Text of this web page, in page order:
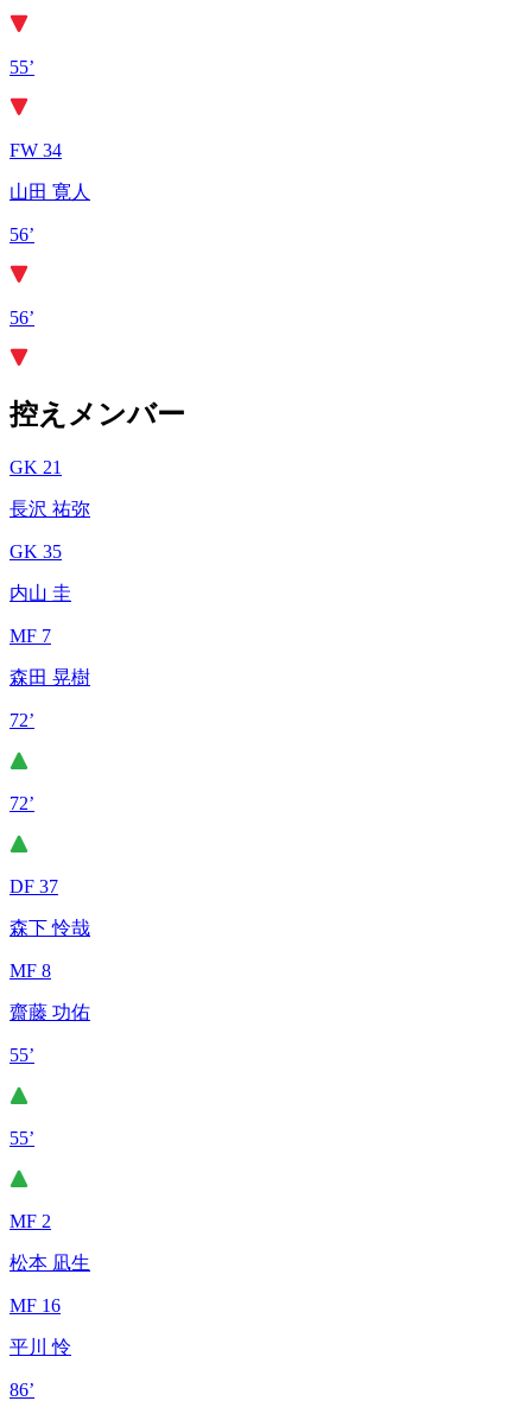
55’
FW 34
山田 寛人
56’
56’
控えメンバー
GK 21
長沢 祐弥
GK 35
内山 圭
MF 7
森田 晃樹
72’
72’
DF 37
森下 怜哉
MF 8
齋藤 功佑
55’
55’
MF 2
松本 凪生
MF 16
平川 怜
86’